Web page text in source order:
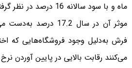
ماه و با سود سالانه
موثر آن در سال 17.2
فرش به‌دلیل وجود فروشگاه‌هایی که
می‌کنند رقابت بالایی در پایین آوردن